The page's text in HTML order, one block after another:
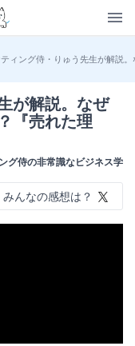
ィング侍・りゅう先生が解説
が解説。なぜ
『売れた理
グ侍の非常識なビジネス学
みんなの感想は？